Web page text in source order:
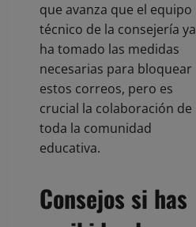
que avanza que el equipo
técnico de la consejería ya
ha tomado las medidas
necesarias para bloquear
estos correos, pero es
crucial la colaboración de
toda la comunidad
educativa.
Consejos si has